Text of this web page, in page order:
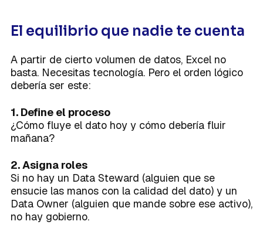
El equilibrio que nadie te cuenta
A partir de cierto volumen de datos, Excel no
basta. Necesitas tecnología. Pero el orden lógico
debería ser este:
1. Define el proceso
¿Cómo fluye el dato hoy y cómo debería fluir
mañana?
2. Asigna roles
Si no hay un Data Steward (alguien que se
ensucie las manos con la calidad del dato) y un
Data Owner (alguien que mande sobre ese activo),
no hay gobierno.